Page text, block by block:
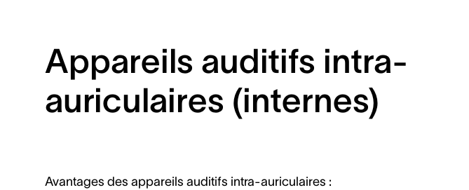
Appareils auditifs intra-
auriculaires (internes)
Avantages des appareils auditifs intra-auriculaires :